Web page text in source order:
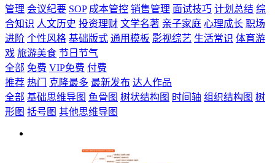
管理 会议纪要 SOP 成本管控 销售管理 面试技巧 计划总结 综
合知识 人文历史 投资理财 文学名著 亲子家庭 心理成长 职场
进阶 个性风格 基础版式 通用模板 影视综艺 生活常识 体育游
戏 旅游美食 节日节气
全部 免费 VIP免费 付费
推荐 热门 克隆最多 最新发布 达人作品
全部 基础思维导图 鱼骨图 树状结构图 时间轴 组织结构图 树
形图 括号图 其他思维导图